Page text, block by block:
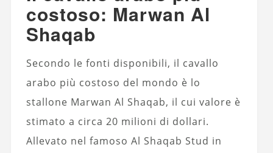
costoso: Marwan Al
Shaqab
Secondo le fonti disponibili, il cavallo
arabo più costoso del mondo è lo
stallone Marwan Al Shaqab, il cui valore è
stimato a circa 20 milioni di dollari.
Allevato nel famoso Al Shaqab Stud in